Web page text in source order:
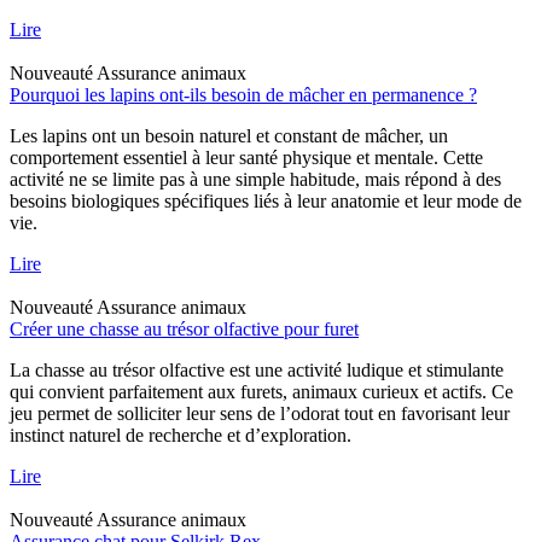
Lire
Nouveauté Assurance animaux
Pourquoi les lapins ont-ils besoin de mâcher en permanence ?
Les lapins ont un besoin naturel et constant de mâcher, un
comportement essentiel à leur santé physique et mentale. Cette
activité ne se limite pas à une simple habitude, mais répond à des
besoins biologiques spécifiques liés à leur anatomie et leur mode de
vie.
Lire
Nouveauté Assurance animaux
Créer une chasse au trésor olfactive pour furet
La chasse au trésor olfactive est une activité ludique et stimulante
qui convient parfaitement aux furets, animaux curieux et actifs. Ce
jeu permet de solliciter leur sens de l’odorat tout en favorisant leur
instinct naturel de recherche et d’exploration.
Lire
Nouveauté Assurance animaux